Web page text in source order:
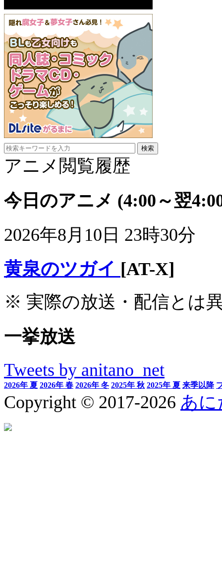
アニメ閲覧履歴
今日のアニメ (4:00～翌
2026年8月10日 23時30分
黄泉のツガイ [AT-X]
※ 実際の放送・配信とは
一挙放送
Tweets by anitano_net
2026年 夏 2026年 春 2026年 冬 2025年 秋 2025年 夏 来季以降
Copyright © 2017-2026 あに